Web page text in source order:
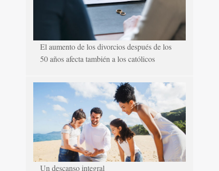
El aumento de los divorcios después de los
50 años afecta también a los católicos
Un descanso integral